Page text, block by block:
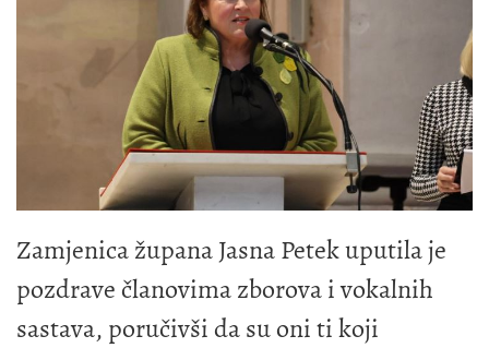
Zamjenica župana Jasna Petek uputila je
pozdrave članovima zborova i vokalnih
sastava, poručivši da su oni ti koji